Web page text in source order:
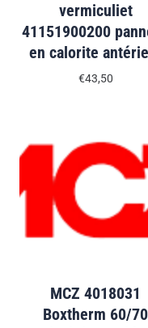
vermiculiet
41151900200
en calorite
€43,50
MCZ 4018031
Boxtherm 60/70